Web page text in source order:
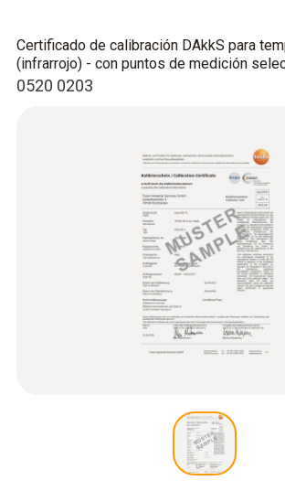
0520 0203
Certificado de calibración DAkkS para
(infrarrojo) - con puntos de medición